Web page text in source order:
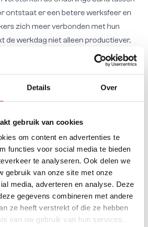
Details Over
gebruik van cookies
om content en advertenties te
functies voor social media te bieden
te analyseren. Ook delen we
gebruik van onze site met onze
media, adverteren en analyse. Deze
gegevens combineren met andere
ze heeft verstrekt of die ze hebben
van uw gebruik van hun services.
ontstaat er een betere werksfeer en
zich meer verbonden met hun
de werkdag niet alleen productiever,
koffie wordt gewaardeerd
Werknemers voelen zich meer
het laat zien dat er aandacht
hun behoeften. Dit kleine gebaar kan
de werkvloer verhogen.
in kwalitatieve koffie laten zien
geven, wat kan bijdragen aan
Bovendien kan het
soorten koffie, zoals
of koffiecapsules, ervoor zorgen dat